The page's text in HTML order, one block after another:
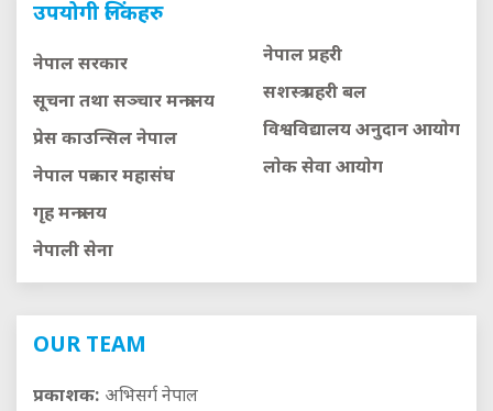
उपयोगी लिंकहरु
नेपाल सरकार
सूचना तथा सञ्चार मन्त्रालय
प्रेस काउन्सिल नेपाल
नेपाल पत्रकार महासंघ
गृह मन्त्रालय
नेपाली सेना
नेपाल प्रहरी
सशस्त्र प्रहरी बल
विश्वविद्यालय अनुदान आयाेग
लाेक सेवा आयाेग
OUR TEAM
प्रकाशक: अभिसर्ग नेपाल